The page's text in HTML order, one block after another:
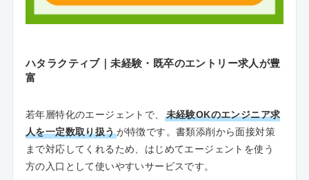
ハタラクティブ｜未経験・既卒のエントリー求人が豊
富
若年層特化のエージェントで、
未経験OKのエンジニア求
人を一定数取り扱うが特徴です。書類添削から面接対策
まで対応してくれるため、はじめてエージェントを使う
方の入口として使いやすいサービスです。